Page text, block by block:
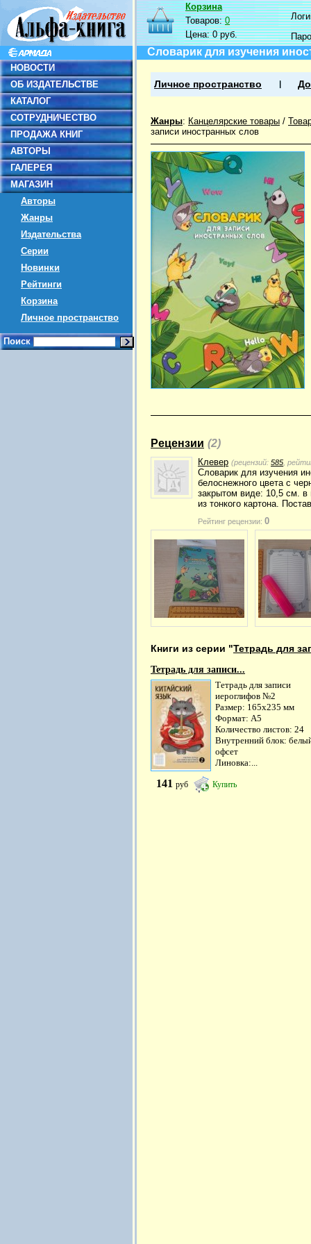
НОВОСТИ
ОБ ИЗДАТЕЛЬСТВЕ
КАТАЛОГ
СОТРУДНИЧЕСТВО
ПРОДАЖА КНИГ
АВТОРЫ
ГАЛЕРЕЯ
МАГАЗИН
Авторы
Жанры
Издательства
Серии
Новинки
Рейтинги
Корзина
Личное пространство
Поиск
Корзина
Товаров:0
Цена:0 руб.
Словарик для изучения
Личное пространство
Жанры: Канцелярские товары /
записи иностранных слов
Рецензии (2)
Клевер (рецензий: 585 ,
Словарик для изучения
белоснежного цвета с
закрытом виде: 10,5 см. в
из тонкого картона.
Рейтинг рецензии: 0
Книги из серии "Тетрадь для
Тетрадь для записи...
Тетрадь для записи
иероглифов №2
Размер: 165х235 мм
Формат: А5
Количество листов: 24
Внутренний блок:
офсет
Линовка:...
141 руб Купить